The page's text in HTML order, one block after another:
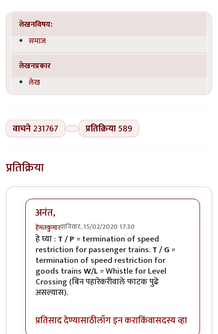
लेखनविषय:
समाज
लेखनप्रकार
लेख
वाचने 231767 प्रतिक्रिया589
प्रतिक्रिया
अनंत,
हेमंतकुमारशनिवार, 15/02/2020 17:30
In reply toरेल्वे रुळांच्याbyअनन्त्_यात्री
हे घ्या : T / P = termination of speed
restriction for passenger trains.T / G=
termination of speed restriction for
goods trainsW/L= Whistle for Level
Crossing (बिन पहारेकरीवाले फाटक पुढे
असल्यास).
प्रतिसाद देण्यासाठीलॉग इन कराकिंवासदस्य व्हा